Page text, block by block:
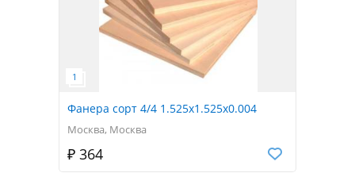
Фанера сорт 4/4 1.525x1.525x0.004
Москва, Москва
₽ 364